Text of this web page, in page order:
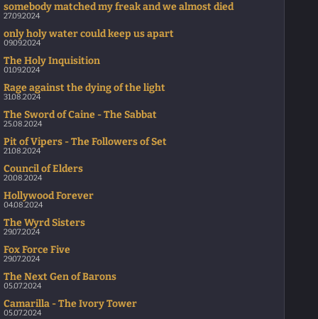
somebody matched my freak and we almost died
27.09.2024
only holy water could keep us apart
09.09.2024
The Holy Inquisition
01.09.2024
Rage against the dying of the light
31.08.2024
The Sword of Caine - The Sabbat
25.08.2024
Pit of Vipers - The Followers of Set
21.08.2024
Council of Elders
20.08.2024
Hollywood Forever
04.08.2024
The Wyrd Sisters
29.07.2024
Fox Force Five
29.07.2024
The Next Gen of Barons
05.07.2024
Camarilla - The Ivory Tower
05.07.2024